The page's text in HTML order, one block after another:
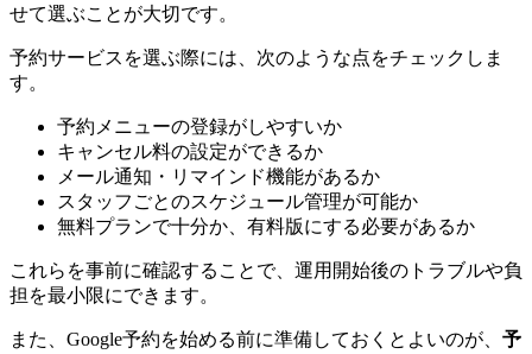
せて選ぶことが大切です。
予約サービスを選ぶ際には、次のような点をチェックしま
す。
予約メニューの登録がしやすいか
キャンセル料の設定ができるか
メール通知・リマインド機能があるか
スタッフごとのスケジュール管理が可能か
無料プランで十分か、有料版にする必要があるか
これらを事前に確認することで、運用開始後のトラブルや負
担を最小限にできます。
また、Google予約を始める前に準備しておくとよいのが、 予